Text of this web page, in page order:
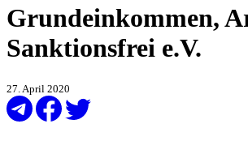
Grundeinkommen,
Sanktionsfrei e.V.
27. April 2020